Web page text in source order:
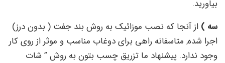
بیاورید.
سه ) از آنجا که نصب موزائیک به روش بند جفت ( بدون درز)
اجرا شده, متاسفانه راهی برای دوغاب مناسب و موثر از روی کار
وجود ندارد. پیشنهاد ما تزریق چسب بتون به روش ” شات